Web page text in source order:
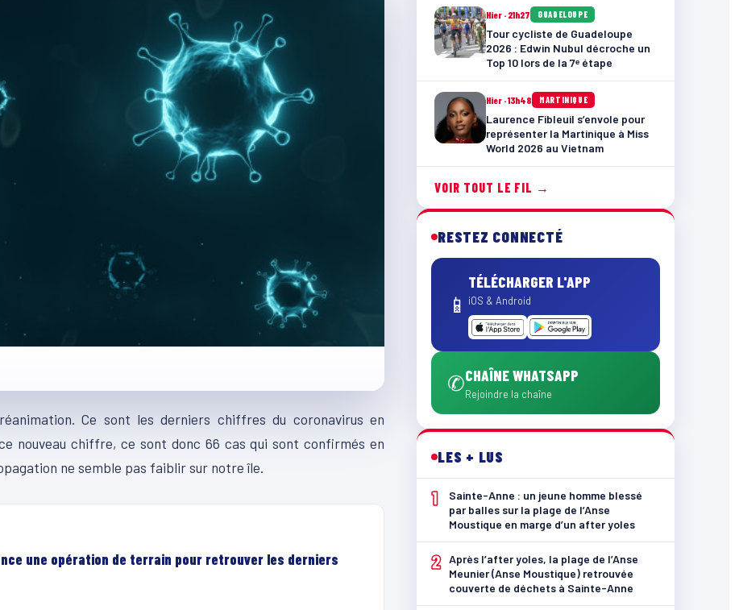
Ce sont les derniers chiffres du coronavirus en
nouveau chiffre, ce sont donc 66 cas qui sont confirmés en
ne semble pas faiblir sur notre île.
une opération de terrain pour retrouver les derniers
Hier · 21h27 GUADELOUPE
Tour cycliste de Guadeloupe
2026 : Edwin Nubul décroche un
Top 10 lors de la 7ᵉ étape
Hier · 13h48 MARTINIQUE
Laurence Fibleuil s’envole pour
représenter la Martinique à Miss
World 2026 au Vietnam
VOIR TOUT LE FIL →
RESTEZ CONNECTÉ
📱
TÉLÉCHARGER L'APP
iOS & Android
✆CHAÎNE WHATSAPP
Rejoindre la chaîne
LES + LUS
1
Sainte-Anne : un jeune homme blessé
par balles sur la plage de l’Anse
Moustique en marge d’un after yoles
2 Après l’after yoles, la plage de l’Anse
Meunier (Anse Moustique) retrouvée
couverte de déchets à Sainte-Anne